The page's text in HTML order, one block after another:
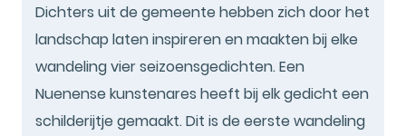
Dichters uit de gemeente hebben zich door het
landschap laten inspireren en maakten bij elke
wandeling vier seizoensgedichten. Een
Nuenense kunstenares heeft bij elk gedicht een
schilderijtje gemaakt. Dit is de eerste wandeling